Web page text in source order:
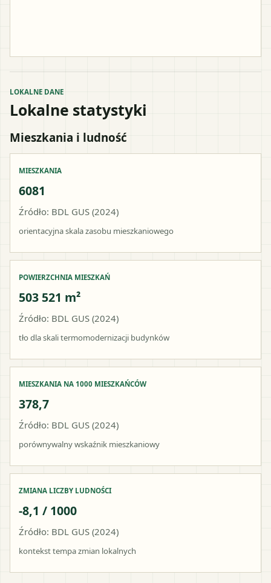
LOKALNE DANE
Lokalne statystyki
Mieszkania i ludność
MIESZKANIA
6081
Źródło: BDL GUS (2024)
orientacyjna skala zasobu mieszkaniowego
POWIERZCHNIA MIESZKAŃ
503 521 m²
Źródło: BDL GUS (2024)
tło dla skali termomodernizacji budynków
MIESZKANIA NA 1000 MIESZKAŃCÓW
378,7
Źródło: BDL GUS (2024)
porównywalny wskaźnik mieszkaniowy
ZMIANA LICZBY LUDNOŚCI
-8,1 / 1000
Źródło: BDL GUS (2024)
kontekst tempa zmian lokalnych